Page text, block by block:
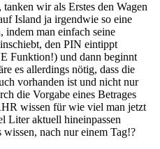
wir als Erstes den Wagen
Island ja irgendwie so eine
indem man einfach seine
den PIN eintippt
Funktion!) und dann beginnt
es allerdings nötig, dass die
vorhanden ist und nicht nur
die Vorgabe eines Betrages
wissen für wie viel man jetzt
Liter aktuell hineinpassen
nach nur einem Tag!?